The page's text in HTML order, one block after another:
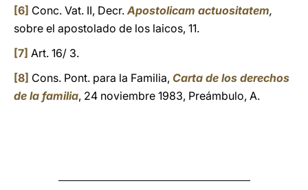
[6] Conc. Vat. II, Decr. Apostolicam actuositatem,
sobre el apostolado de los laicos, 11.
[7] Art. 16/ 3.
[8] Cons. Pont. para la Familia, Carta de los derechos
de la familia, 24 noviembre 1983, Preámbulo, A.